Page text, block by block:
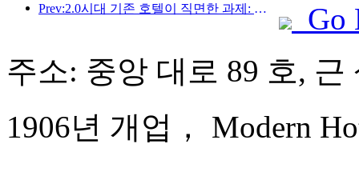
Prev:2.0시대 기존 호텔이 직면한 과제: 업그레이드가 핵심, 진정한 가치 혁신
Go
주소: 중앙 대로 89 호, 근
1906년 개업， Modern